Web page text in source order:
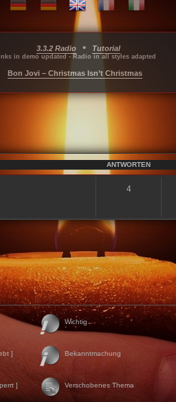
3.3.2 Radio... •... Tutorial
in demo updated - Radio in all styles adapted
Bon Jovi – Christmas Isn’t Christmas
ANTWORTEN
4
]
]
Wichtig
Bekanntmachung
Verschobenes Thema